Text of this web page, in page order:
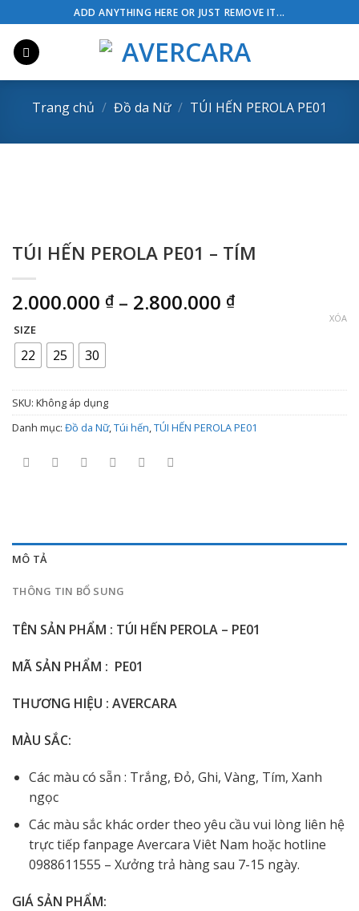
to
content
ADD ANYTHING HERE OR JUST REMOVE IT...
Trang chủ / Đồ da Nữ / TÚI HẾN PEROLA PE01
TÚI HẾN PEROLA PE01 – TÍM
2.000.000 ₫ – 2.800.000 ₫Khoảng
2.800.000 ₫
SIZE
22 25 30
XÓA
SKU: Không áp dụng
Danh mục: Đồ da Nữ,Túi hến,TÚI HẾN PEROLA PE01
MÔ TẢ
THÔNG TIN BỔ SUNG
TÊN SẢN PHẨM : TÚI HẾN PEROLA – PE01
MÃ SẢN PHẨM : PE01
THƯƠNG HIỆU : AVERCARA
MÀU SẮC:
Các màu có sẵn : Trắng, Đỏ, Ghi, Vàng, Tím, Xanh
ngọc
Các màu sắc khác order theo yêu cầu vui lòng liên hệ
trực tiếp fanpage Avercara Viêt Nam hoặc hotline
0988611555 – Xưởng trả hàng sau 7-15 ngày.
GIÁ SẢN PHẨM: